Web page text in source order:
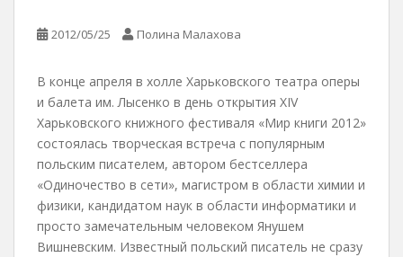
2012/05/25 Полина Малахова
В конце апреля в холле Харьковского театра оперы
и балета им. Лысенко в день открытия XIV
Харьковского книжного фестиваля «Мир книги 2012»
состоялась творческая встреча с популярным
польским писателем, автором бестселлера
«Одиночество в сети», магистром в области химии и
физики, кандидатом наук в области информатики и
просто замечательным человеком Янушем
Вишневским. Известный польский писатель не сразу